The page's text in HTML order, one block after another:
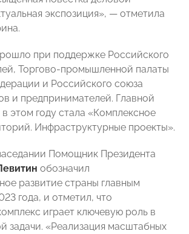
экспозиция», — отметила
при поддержке Российского
Торгово-промышленной палаты
и Российского союза
и предпринимателей. Главной
этом году стала «Комплексное
Инфраструктурные проекты».
Помощник Президента
обозначил
развитие страны главным
года, и отметил, что
играет ключевую роль в
задачи. «Реализация масштабных